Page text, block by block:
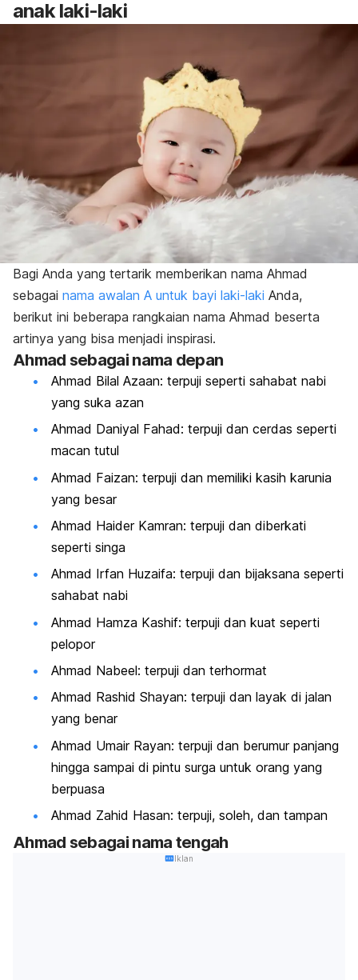
anak laki-laki
Bagi Anda yang tertarik memberikan nama Ahmad
sebagai nama awalan A untuk bayi laki-laki Anda,
berikut ini beberapa rangkaian nama Ahmad beserta
artinya yang bisa menjadi inspirasi.
Ahmad sebagai nama depan
Ahmad Bilal Azaan: terpuji seperti sahabat nabi
yang suka azan
Ahmad Daniyal Fahad: terpuji dan cerdas seperti
macan tutul
Ahmad Faizan: terpuji dan memiliki kasih karunia
yang besar
Ahmad Haider Kamran: terpuji dan diberkati
seperti singa
Ahmad Irfan Huzaifa: terpuji dan bijaksana seperti
sahabat nabi
Ahmad Hamza Kashif: terpuji dan kuat seperti
pelopor
Ahmad Nabeel: terpuji dan terhormat
Ahmad Rashid Shayan: terpuji dan layak di jalan
yang benar
Ahmad Umair Rayan: terpuji dan berumur panjang
hingga sampai di pintu surga untuk orang yang
berpuasa
Ahmad Zahid Hasan: terpuji, soleh, dan tampan
Ahmad sebagai nama tengah
Iklan